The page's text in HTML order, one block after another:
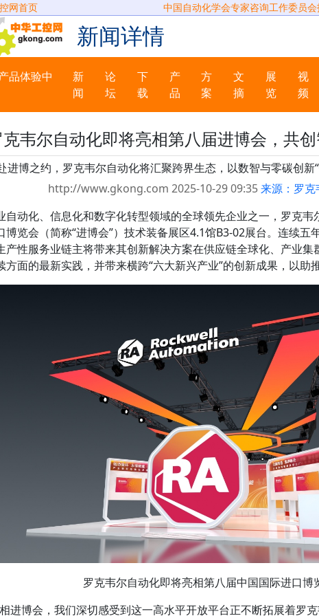
网首页 中国自动化学会专家咨询工作委员
新闻详情
品体验中
新
闻
论
坛
下
载
产
品
方
案
文
摘
展
览
视
频
克韦尔自动化即将亮相第八届进博会，共
进博之约，罗克韦尔自动化将汇聚跨界生态，以数智与零碳创新
http://www.gkong.com 2025-10-29 09:35来源：罗
自动化、信息化和数字化转型领域的全球领先企业之一，罗克韦
博览会（简称“进博会”）技术装备展区4.1馆B3-02展台。连续五
产性服务业链主将带来其创新解决方案在供应链全球化、产业集
方面的最新实践，并带来横跨“六大新兴产业”的创新成果，以助
罗克韦尔自动化即将亮相第八届中国国际进口博
进博会，我们深切感受到这一高水平开放平台正不断拓展着罗